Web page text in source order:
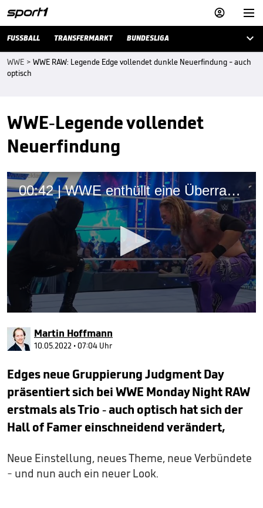


FUSSBALL TRANSFERMARKT BUNDESLIGA 
WWE > WWE RAW: Legende Edge vollendet dunkle Neuerfindung - auch
optisch
WWE-Legende vollendet
Neuerfindung
00:42 | WWE enthüllt eine Überraschung
seconds
of
42
seconds
Martin Hoffmann
10.05.2022 • 07:04 Uhr
Edges neue Gruppierung Judgment Day
präsentiert sich bei WWE Monday Night RAW
erstmals als Trio - auch optisch hat sich der
Hall of Famer einschneidend verändert,
Neue Einstellung, neues Theme, neue Verbündete
- und nun auch ein neuer Look.